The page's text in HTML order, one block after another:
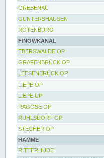
GREBENAU
GUNTERSHAUSEN
ROTENBURG
FINOWKANAL
EBERSWALDE OP
GRAFENBRÜCK OP
LEESENBRÜCK OP
LIEPE OP
LIEPE UP
RAGÖSE OP
RUHLSDORF OP
STECHER OP
HAMME
RITTERHUDE